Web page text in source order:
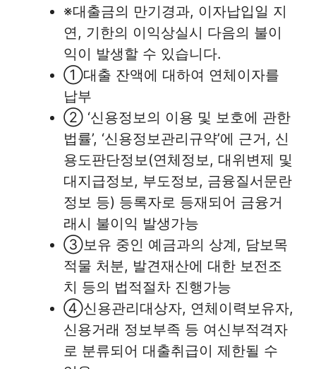
※대출금의 만기경과, 이자납입일 지
연, 기한의 이익상실시 다음의 불이
익이 발생할 수 있습니다.
①대출 잔액에 대하여 연체이자를
납부
② ‘신용정보의 이용 및 보호에 관한
법률’, ‘신용정보관리규약’에 근거, 신
용도판단정보(연체정보, 대위변제 및
대지급정보, 부도정보, 금융질서문란
정보 등) 등록자로 등재되어 금융거
래시 불이익 발생가능
③보유 중인 예금과의 상계, 담보목
적물 처분, 발견재산에 대한 보전조
치 등의 법적절차 진행가능
④신용관리대상자, 연체이력보유자,
신용거래 정보부족 등 여신부적격자
로 분류되어 대출취급이 제한될 수